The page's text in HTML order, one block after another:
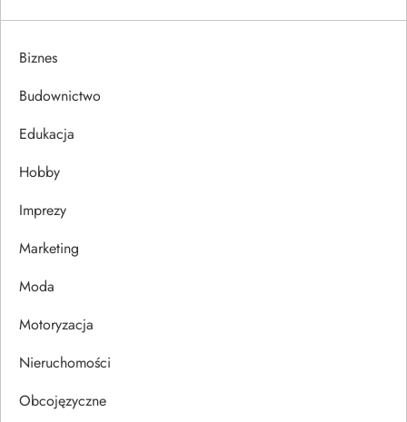
g
a
c
j
a
w
p
i
s
u
Biznes
Budownictwo
Edukacja
Hobby
Imprezy
Marketing
Moda
Motoryzacja
Nieruchomości
Obcojęzyczne